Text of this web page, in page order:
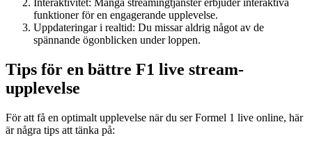
Interaktivitet: Många streamingtjänster erbjuder interaktiva
funktioner för en engagerande upplevelse.
Uppdateringar i realtid: Du missar aldrig något av de
spännande ögonblicken under loppen.
Tips för en bättre F1 live stream-
upplevelse
För att få en optimalt upplevelse när du ser Formel 1 live online, här
är några tips att tänka på: